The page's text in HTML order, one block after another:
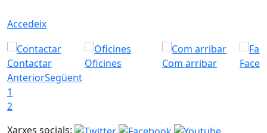
Accedeix
Contactar Oficines Com arribar
AnteriorSegüent
1
2
Xarxes socials: